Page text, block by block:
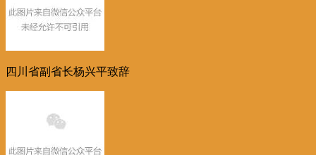
四川省副省长杨兴平致辞